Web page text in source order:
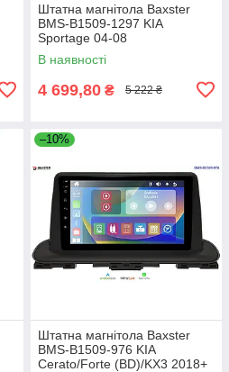
Штатна магнітола Baxster
BMS-B1509-1297 KIA
Sportage 04-08
В наявності
4 699,80 ₴ 5 222 ₴
–10%
Штатна магнітола Baxster
BMS-B1509-976 KIA
Cerato/Forte (BD)/KX3 2018+